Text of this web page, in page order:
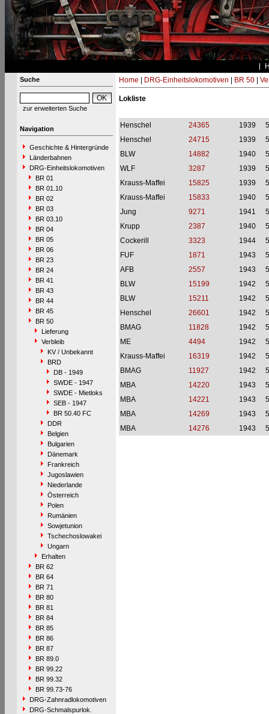
Suche
zur erweiterten Suche
Navigation
Geschichte & Hintergründe
Länderbahnen
DRG-Einheitslokomotiven
BR 01
BR 01.10
BR 02
BR 03
BR 03.10
BR 04
BR 05
BR 06
BR 23
BR 24
BR 41
BR 43
BR 44
BR 45
BR 50
Lieferung
Verbleib
KV / Unbekannt
BRD
DB - 1949
SWDE - 1947
SWDE - Mietloks
SEB - 1947
BR 50.40 FC
DDR
Belgien
Bulgarien
Dänemark
Frankreich
Jugoslawien
Niederlande
Österreich
Polen
Rumänien
Sowjetunion
Tschechoslowakei
Ungarn
Erhalten
BR 62
BR 64
BR 71
BR 80
BR 81
BR 84
BR 85
BR 86
BR 87
BR 89.0
BR 99.22
BR 99.32
BR 99.73-76
DRG-Zahnradlokomotiven
DRG-Schmalspurlok.
Home DRG-Einheitslokomotiven BR 50|
Lokliste
Henschel 24365 1939
Henschel
24715 1939
BLW
14882 1940
WLF
3287 1939
Krauss-Maffei
15825 1939
Krauss-Maffei
15833 1940
Jung
9271 1941
Krupp
2387 1940
Cockerill
3323 1944
FUF
1871 1943
AFB
2557 1943
BLW
15199 1942
BLW
15211 1942
Henschel
26601 1942
BMAG
11828 1942
ME
4494 1942
Krauss-Maffei
16319 1942
BMAG
11927 1942
MBA
14220 1943
MBA
14221 1943
MBA
14269 1943
MBA
14276 1943